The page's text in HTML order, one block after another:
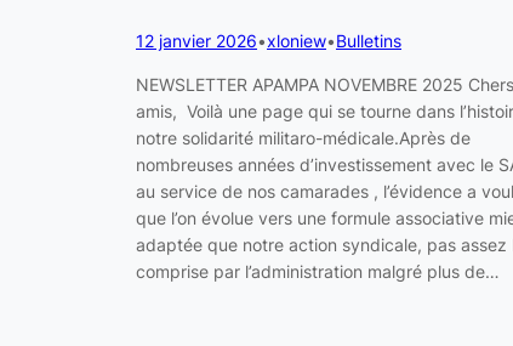
12 janvier 2026•xloniew•Bulletins
NEWSLETTER APAMPA NOVEMBRE 2025 Chers
amis, Voilà une page qui se tourne dans
notre solidarité militaro-médicale.Après de
nombreuses années d’investissement avec le
au service de nos camarades , l’évidence a
que l’on évolue vers une formule associative
adaptée que notre action syndicale, pas assez
comprise par l’administration malgré plus de…